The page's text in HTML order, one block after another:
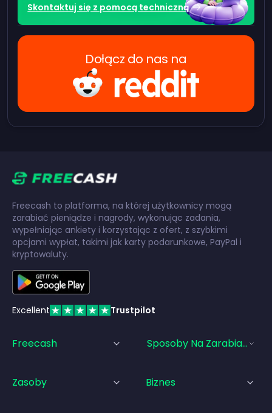
Skontaktuj się z pomocą techniczną
Dołącz do nas na
Freecash to platforma, na której użytkownicy mogą
zarabiać pieniądze i nagrody, wykonując zadania,
wypełniając ankiety i korzystając z ofert, z szybkimi
opcjami wypłat, takimi jak karty podarunkowe, PayPal i
kryptowaluty.
Excellent Trustpilot
Freecash Sposoby Na Zarabianie
Zasoby Biznes